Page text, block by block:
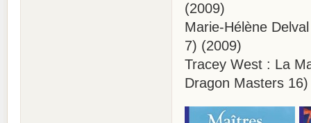
(2009)
Marie-Hélène
7) (2009)
Tracey West : La
Dragon Masters